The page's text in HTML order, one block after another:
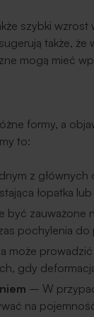
szybki
także, że
mogą mieć
formy, a
to:
z głównych
łopatka
być zauważone
pochylenia
może
gdy
– W
na